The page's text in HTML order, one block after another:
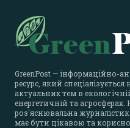
GreenPost — інформаційно-
ресурс, який спеціалізується
актуальних тем в
енергетичній та агросферах.
роз`яснювальна
має бути цікавою та